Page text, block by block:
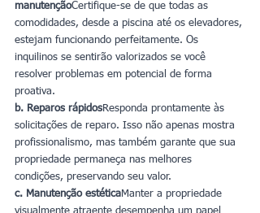
manutençãoCertifique-se de que todas as
comodidades, desde a piscina até os elevadores,
estejam funcionando perfeitamente. Os
inquilinos se sentirão valorizados se você
resolver problemas em potencial de forma
proativa.
b. Reparos rápidosResponda prontamente às
solicitações de reparo. Isso não apenas mostra
profissionalismo, mas também garante que sua
propriedade permaneça nas melhores
condições, preservando seu valor.
c. Manutenção estéticaManter a propriedade